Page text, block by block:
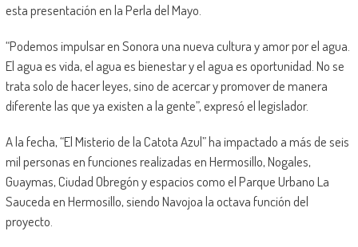
esta presentación en la Perla del Mayo.
“Podemos impulsar en Sonora una nueva cultura y amor por el agua.
El agua es vida, el agua es bienestar y el agua es oportunidad. No se
trata solo de hacer leyes, sino de acercar y promover de manera
diferente las que ya existen a la gente”, expresó el legislador.
A la fecha, “El Misterio de la Catota Azul” ha impactado a más de seis
mil personas en funciones realizadas en Hermosillo, Nogales,
Guaymas, Ciudad Obregón y espacios como el Parque Urbano La
Sauceda en Hermosillo, siendo Navojoa la octava función del
proyecto.